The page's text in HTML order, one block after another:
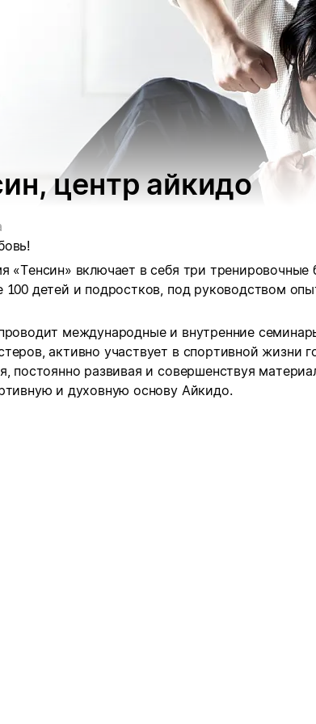
центр айкидо
«Тенсин» включает в себя три тренировочные
100 детей и подростков, под руководством
международные и внутренние
активно участвует в спортивной жизни
постоянно развивая и совершенствуя
и духовную основу Айкидо.